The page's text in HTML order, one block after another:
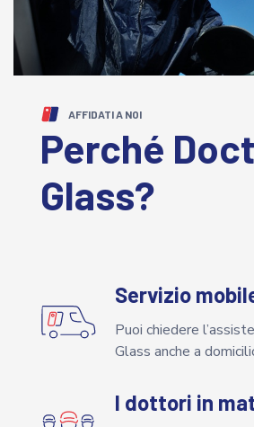
AFFIDATI A NOI
Perché
Glass?
Servizio
Puoi chiedere
Glass anche a
I dottori in